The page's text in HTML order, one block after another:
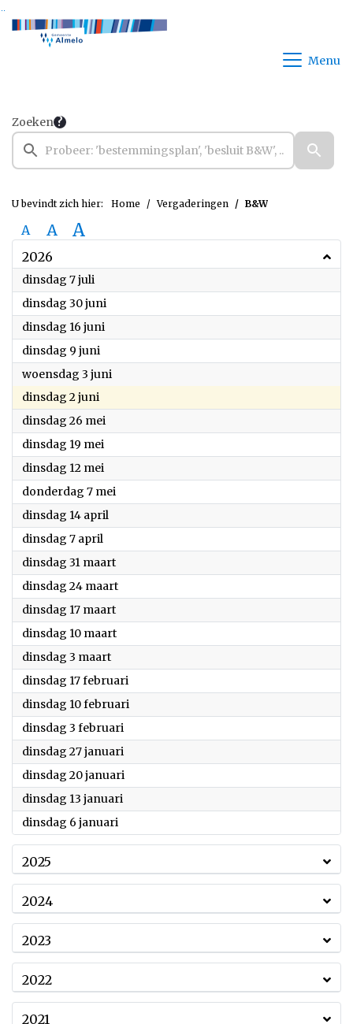
Ga naar de inhoud van deze pagina
Ga naar het zoeken
Ga naar het menu
Menu
Zoeken
U bevindt zich hier: Home Vergaderingen B&W
A A A
2026
dinsdag 7 juli
dinsdag 30 juni
dinsdag 16 juni
dinsdag 9 juni
woensdag 3 juni
dinsdag 2 juni
dinsdag 26 mei
dinsdag 19 mei
dinsdag 12 mei
donderdag 7 mei
dinsdag 14 april
dinsdag 7 april
dinsdag 31 maart2026
dinsdag 24 maart2026
dinsdag 17 maart2026
dinsdag 10 maart2026
dinsdag 3 maart2026
dinsdag 17 februari
dinsdag 10 februari
dinsdag 3 februari
dinsdag 27 januari
dinsdag 20 januari
dinsdag 13 januari
dinsdag 6 januari
2025
2024
2023
2022
2021